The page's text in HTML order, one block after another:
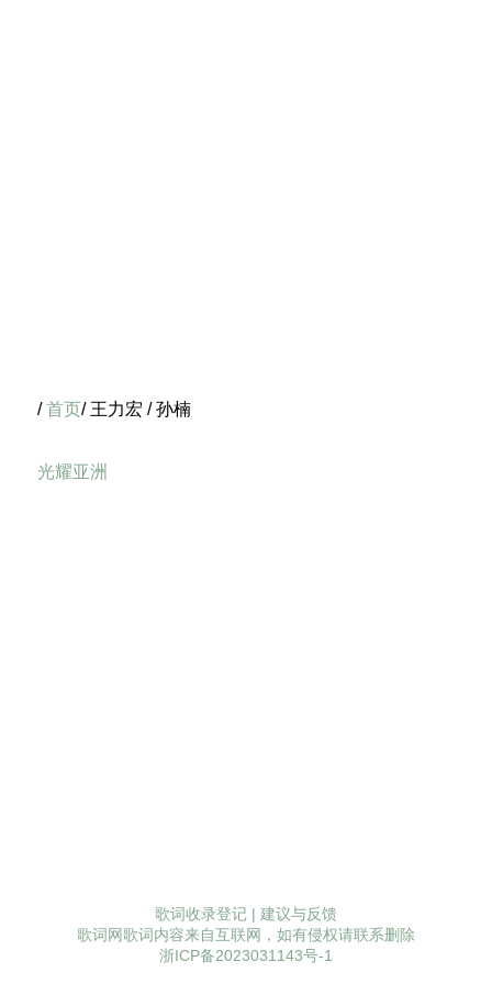
/首页/ 王力宏 / 孙楠
光耀亚洲
歌词收录登记 | 建议与反馈
歌词网歌词内容来自互联网，如有侵权请联系删除
浙ICP备2023031143号-1